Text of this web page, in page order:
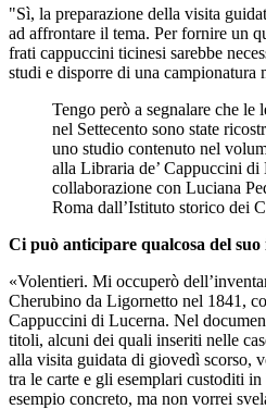
"Sì, la preparazione della visita
ad affrontare il tema. Per fornire un
frati cappuccini ticinesi sarebbe
studi e disporre di una campionatura
Tengo però a segnalare che le
nel Settecento sono state
uno studio contenuto nel
alla Libraria de’ Cappuccini
collaborazione con Luciana
Roma dall’Istituto storico dei
Ci può anticipare qualcosa del
«Volentieri. Mi occuperò
Cherubino da Ligornetto nel 1841,
Cappuccini di Lucerna. Nel
titoli, alcuni dei quali inseriti nelle
alla visita guidata di giovedì scorso,
tra le carte e gli esemplari custoditi
esempio concreto, ma non vorrei